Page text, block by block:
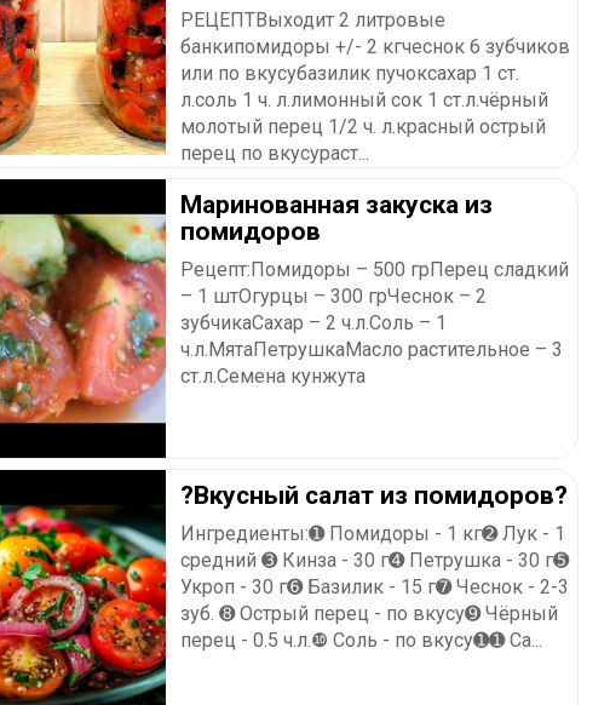
РЕЦЕПТВыходит 2 литровые
банкипомидоры +/- 2 кгчеснок 6 зубчиков
или по вкусубазилик пучоксахар 1 ст.
л.соль 1 ч. л.лимонный сок 1 ст.л.чёрный
молотый перец 1/2 ч. л.красный острый
перец по вкусураст...
Маринованная закуска из
помидоров
Рецепт:Помидоры – 500 грПерец сладкий
– 1 штОгурцы – 300 грЧеснок – 2
зубчикаСахар – 2 ч.л.Соль – 1
ч.л.МятаПетрушкаМасло растительное – 3
ст.л.Семена кунжута
?Вкусный салат из помидоров?
Ингредиенты:➊ Помидоры - 1 кг➋ Лук - 1
средний ➌ Кинза - 30 г➍ Петрушка - 30 г➎
Укроп - 30 г➏ Базилик - 15 г➐ Чеснок - 2-3
зуб. ➑ Острый перец - по вкусу➒ Чёрный
перец - 0.5 ч.л.❿ Соль - по вкусу➊➊ Са...